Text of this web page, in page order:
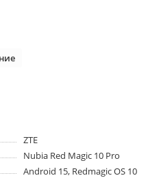
ZTE
Nubia Red Magic 10 Pro
Android 15, Redmagic OS 10